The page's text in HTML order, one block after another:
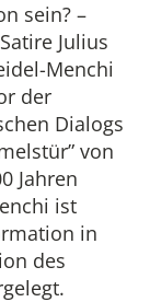
sein? –
Julius
Menchi
der
Dialogs
von
Jahren
ist
in
des